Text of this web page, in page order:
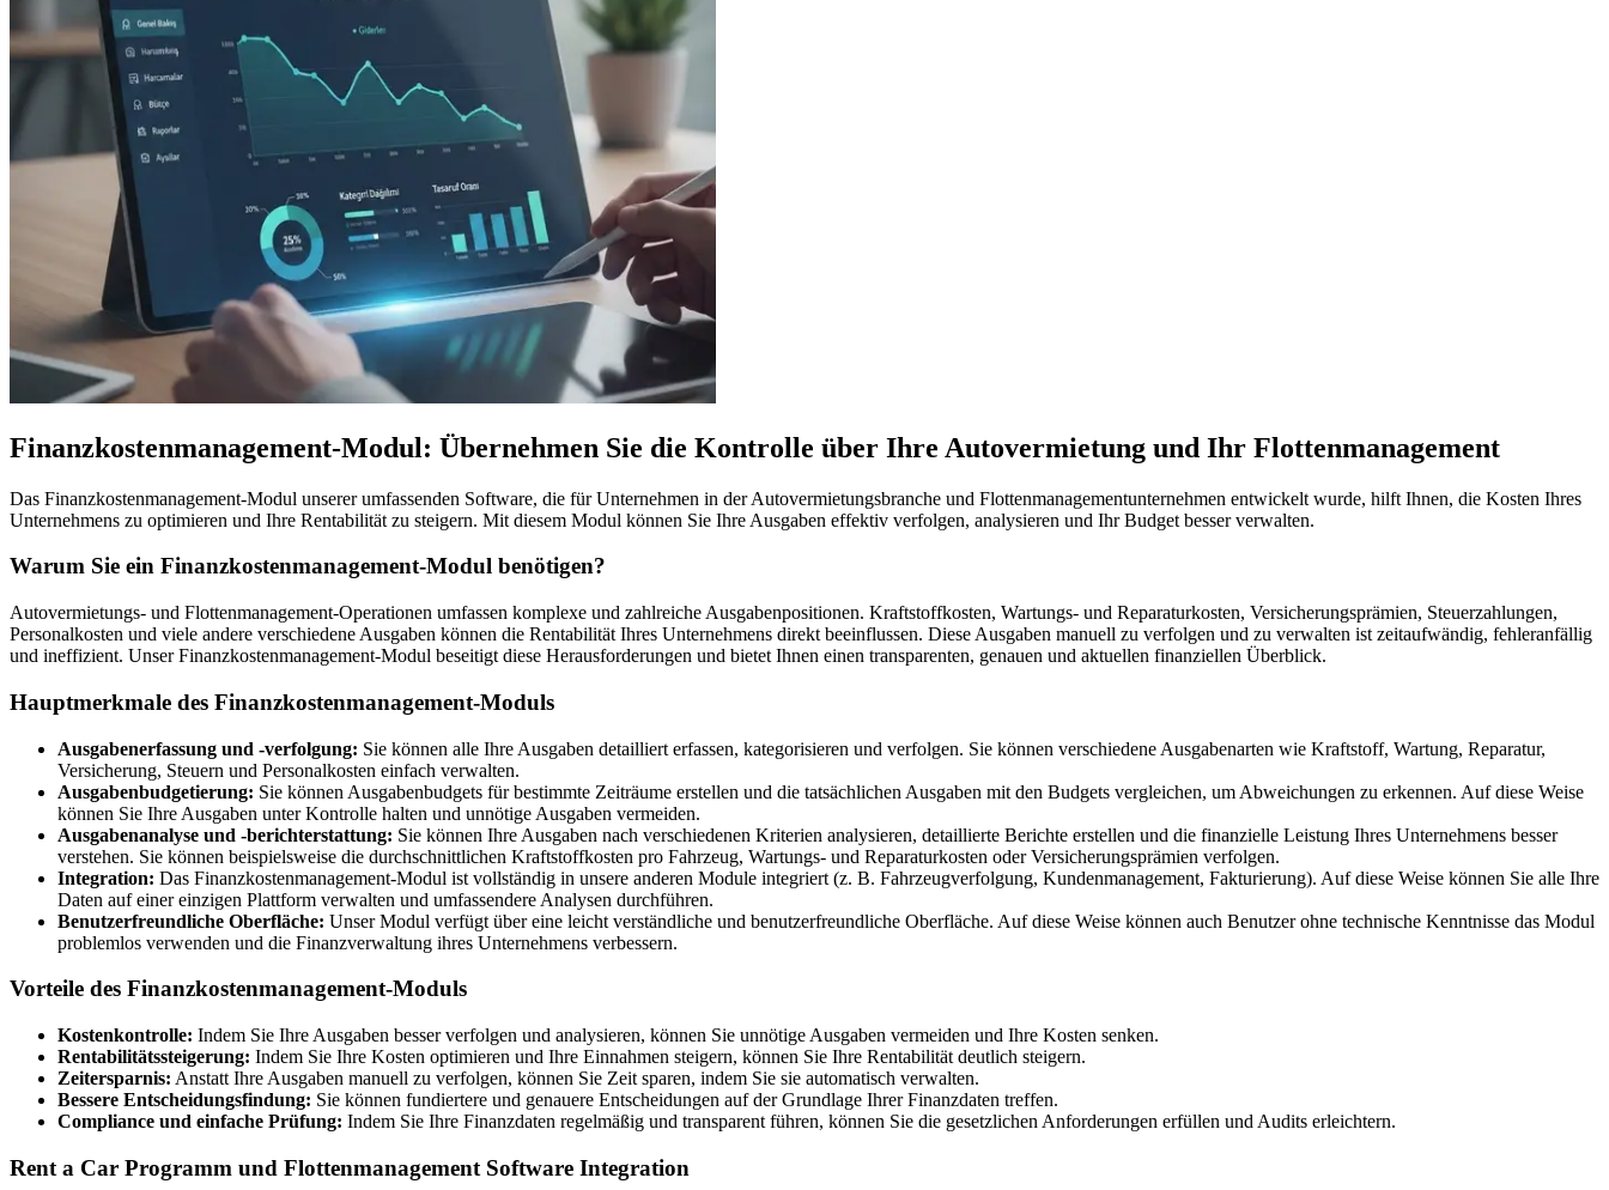
Finanzkostenmanagement-Modul: Übernehmen Sie die Kontrolle über Ihre Autovermietung und Ihr Flottenmanagement
Das Finanzkostenmanagement-Modul unserer umfassenden Software, die für Unternehmen in der Autovermietungsbranche und Flottenmanagementunternehmen entwickelt wurde, hilft Ihnen, die Kosten Ihres
Unternehmens zu optimieren und Ihre Rentabilität zu steigern. Mit diesem Modul können Sie Ihre Ausgaben effektiv verfolgen, analysieren und Ihr Budget besser verwalten.
Warum Sie ein Finanzkostenmanagement-Modul benötigen?
Autovermietungs- und Flottenmanagement-Operationen umfassen komplexe und zahlreiche Ausgabenpositionen. Kraftstoffkosten, Wartungs- und Reparaturkosten, Versicherungsprämien, Steuerzahlungen,
Personalkosten und viele andere verschiedene Ausgaben können die Rentabilität Ihres Unternehmens direkt beeinflussen. Diese Ausgaben manuell zu verfolgen und zu verwalten ist zeitaufwändig, fehleranfällig
und ineffizient. Unser Finanzkostenmanagement-Modul beseitigt diese Herausforderungen und bietet Ihnen einen transparenten, genauen und aktuellen finanziellen Überblick.
Hauptmerkmale des Finanzkostenmanagement-Moduls
Ausgabenerfassung und -verfolgung: Sie können alle Ihre Ausgaben detailliert erfassen, kategorisieren und verfolgen. Sie können verschiedene Ausgabenarten wie Kraftstoff, Wartung, Reparatur,
Versicherung, Steuern und Personalkosten einfach verwalten.
Ausgabenbudgetierung: Sie können Ausgabenbudgets für bestimmte Zeiträume erstellen und die tatsächlichen Ausgaben mit den Budgets vergleichen, um Abweichungen zu erkennen. Auf diese Weise
können Sie Ihre Ausgaben unter Kontrolle halten und unnötige Ausgaben vermeiden.
Ausgabenanalyse und -berichterstattung: Sie können Ihre Ausgaben nach verschiedenen Kriterien analysieren, detaillierte Berichte erstellen und die finanzielle Leistung Ihres Unternehmens besser
verstehen. Sie können beispielsweise die durchschnittlichen Kraftstoffkosten pro Fahrzeug, Wartungs- und Reparaturkosten oder Versicherungsprämien verfolgen.
Integration: Das Finanzkostenmanagement-Modul ist vollständig in unsere anderen Module integriert (z. B. Fahrzeugverfolgung, Kundenmanagement, Fakturierung). Auf diese Weise können Sie alle Ihre
Daten auf einer einzigen Plattform verwalten und umfassendere Analysen durchführen.
Benutzerfreundliche Oberfläche: Unser Modul verfügt über eine leicht verständliche und benutzerfreundliche Oberfläche. Auf diese Weise können auch Benutzer ohne technische Kenntnisse das Modul
problemlos verwenden und die Finanzverwaltung ihres Unternehmens verbessern.
Vorteile des Finanzkostenmanagement-Moduls
Kostenkontrolle: Indem Sie Ihre Ausgaben besser verfolgen und analysieren, können Sie unnötige Ausgaben vermeiden und Ihre Kosten senken.
Rentabilitätssteigerung: Indem Sie Ihre Kosten optimieren und Ihre Einnahmen steigern, können Sie Ihre Rentabilität deutlich steigern.
Zeitersparnis: Anstatt Ihre Ausgaben manuell zu verfolgen, können Sie Zeit sparen, indem Sie sie automatisch verwalten.
Bessere Entscheidungsfindung: Sie können fundiertere und genauere Entscheidungen auf der Grundlage Ihrer Finanzdaten treffen.
Compliance und einfache Prüfung: Indem Sie Ihre Finanzdaten regelmäßig und transparent führen, können Sie die gesetzlichen Anforderungen erfüllen und Audits erleichtern.
Rent a Car Programm und Flottenmanagement Software Integration